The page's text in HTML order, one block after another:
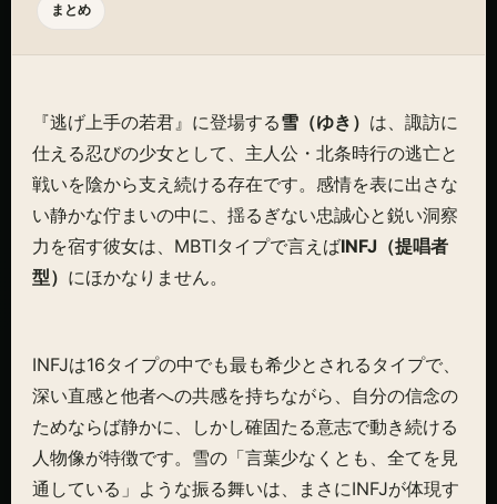
まとめ
『逃げ上手の若君』に登場する雪（ゆき） は、諏訪に
仕える忍びの少女として、主人公・北条時行の逃亡と
戦いを陰から支え続ける存在です。感情を表に出さな
い静かな佇まいの中に、揺るぎない忠誠心と鋭い洞察
力を宿す彼女は、MBTIタイプで言えばINFJ（提唱者
型） にほかなりません。
INFJは16タイプの中でも最も希少とされるタイプで、
深い直感と他者への共感を持ちながら、自分の信念の
ためならば静かに、しかし確固たる意志で動き続ける
人物像が特徴です。雪の「言葉少なくとも、全てを見
通している」ような振る舞いは、まさにINFJが体現す